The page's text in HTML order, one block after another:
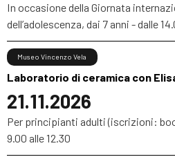
In occasione della Giornata
dell’adolescenza, dai 7 anni - dalle
Laboratorio di ceramica con
21.11.2026
Museo Vincenzo Vela
Per principianti adulti (iscrizioni:
9.00 alle 12.30